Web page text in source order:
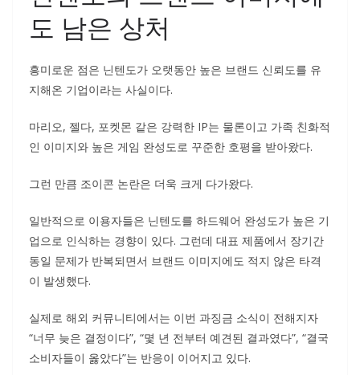
도 남은 상처
흥미로운 점은 닌텐도가 오랫동안 높은 브랜드 신뢰도를 유
지해온 기업이라는 사실이다.
마리오, 젤다, 포켓몬 같은 강력한 IP는 물론이고 가족 친화적
인 이미지와 높은 게임 완성도로 꾸준한 호평을 받아왔다.
그런 만큼 조이콘 논란은 더욱 크게 다가왔다.
일반적으로 이용자들은 닌텐도를 하드웨어 완성도가 높은 기
업으로 인식하는 경향이 있다. 그런데 대표 제품에서 장기간
동일 문제가 반복되면서 브랜드 이미지에도 적지 않은 타격
이 발생했다.
실제로 해외 커뮤니티에서는 이번 과징금 소식이 전해지자
“너무 늦은 결정이다”, “몇 년 전부터 예견된 결과였다”, “결국
소비자들이 옳았다”는 반응이 이어지고 있다.